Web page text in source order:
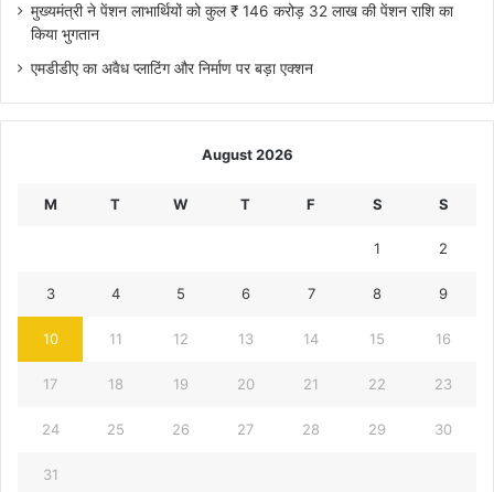
मुख्यमंत्री ने पेंशन लाभार्थियों को कुल ₹ 146 करोड़ 32 लाख की पेंशन राशि का
किया भुगतान
एमडीडीए का अवैध प्लाटिंग और निर्माण पर बड़ा एक्शन
August 2026
M T W T F S S
1 2
3 4 5 6 7 8 9
10 11 12 13 14 15 16
17 18 19 20 21 22 23
24 25 26 27 28 29 30
31